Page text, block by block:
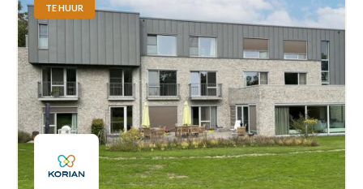
TE HUUR